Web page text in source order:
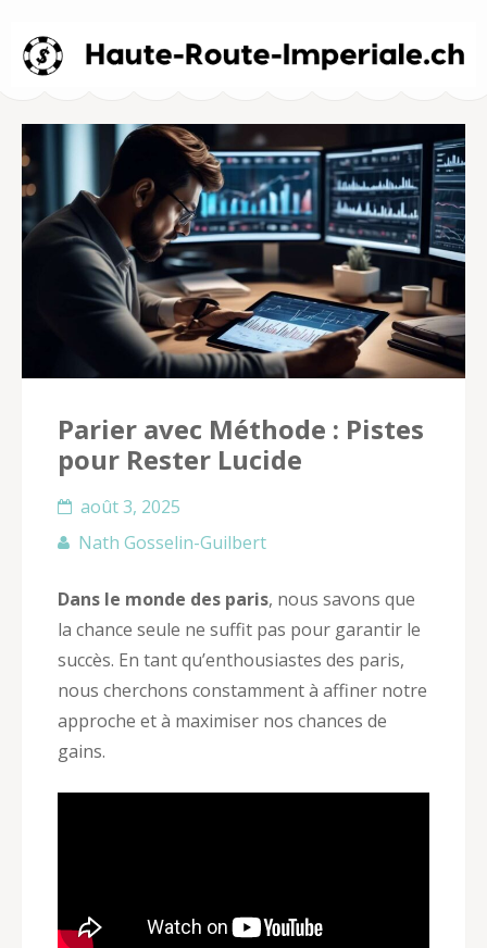
Haute-Route-
Imperiale.ch –
Betting Strategies
Parier avec Méthode : Pistes
pour Rester Lucide
août 3, 2025
Nath Gosselin-Guilbert
Dans le monde des paris, nous savons que
la chance seule ne suffit pas pour garantir le
succès. En tant qu’enthousiastes des paris,
nous cherchons constamment à affiner notre
approche et à maximiser nos chances de
gains.